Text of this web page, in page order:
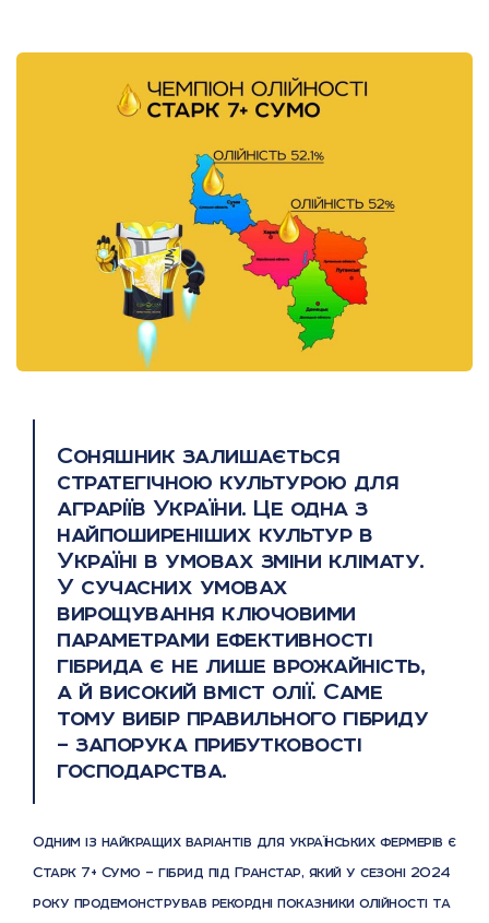
Соняшник залишається
стратегічною культурою для
аграріїв України. Це одна з
найпоширеніших культур в
Україні в умовах зміни клімату.
У сучасних умовах
вирощування ключовими
параметрами ефективності
гібрида є не лише врожайність,
а й високий вміст олії. Саме
тому вибір правильного гібриду
– запорука прибутковості
господарства.
Одним із найкращих варіантів для українських фермерів є
Старк 7+ Сумо – гібрид під Гранстар, який у сезоні 2024
року продемонстрував рекордні показники олійності та